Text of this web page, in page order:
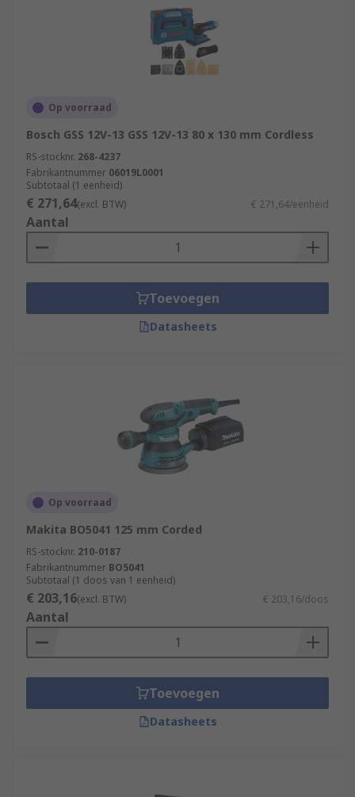
Op voorraad
Bosch GSS 12V-13 GSS 12V-13 80 x 130 mm Cordless
RS-stocknr. 268-4237
Fabrikantnummer 06019L0001
Subtotaal (1 eenheid)
€ 271,64(excl. BTW) € 271,64/eenheid
Aantal
Toevoegen
Datasheets
Op voorraad
Makita BO5041 125 mm Corded
RS-stocknr. 210-0187
Fabrikantnummer BO5041
Subtotaal (1 doos van 1 eenheid)
€ 203,16(excl. BTW) € 203,16/doos
Aantal
Toevoegen
Datasheets